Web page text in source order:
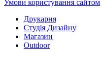
Умови користування сайтом
Друкарня
Студія Дизайну
Магазин
Outdoor